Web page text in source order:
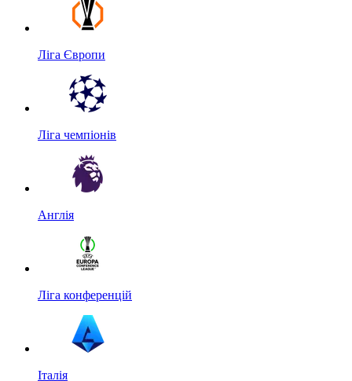
Ліга Європи
Ліга чемпіонів
Англія
Ліга конференцій
Італія